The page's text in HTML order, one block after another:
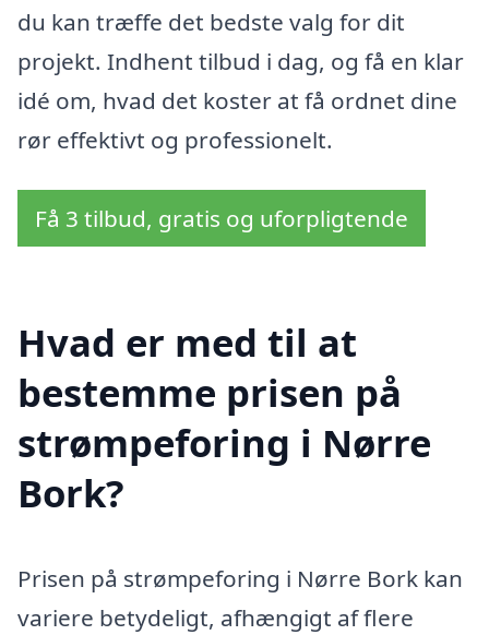
du kan træffe det bedste valg for dit
projekt. Indhent tilbud i dag, og få en klar
idé om, hvad det koster at få ordnet dine
rør effektivt og professionelt.
Få 3 tilbud, gratis og uforpligtende
Hvad er med til at
bestemme prisen på
strømpeforing i Nørre
Bork?
Prisen på strømpeforing i Nørre Bork kan
variere betydeligt, afhængigt af flere